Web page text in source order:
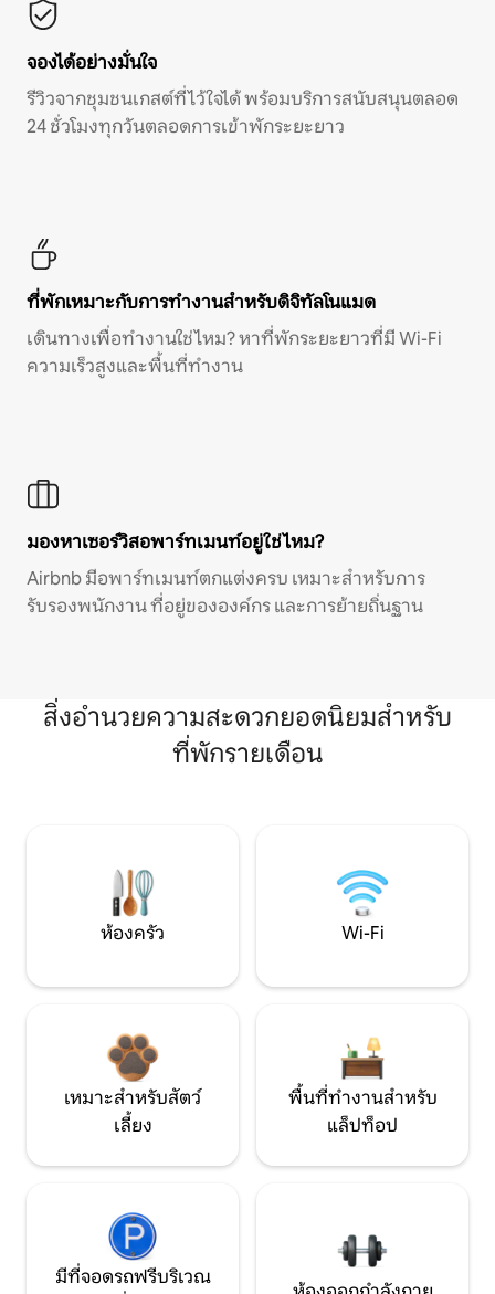
จองได้อย่างมั่นใจ
รีวิวจากชุมชนเกสต์ที่ไว้ใจได้ พร้อมบริการสนับสนุนตลอด
24 ชั่วโมงทุกวันตลอดการเข้าพักระยะยาว
ที่พักเหมาะกับการทำงานสำหรับดิจิทัลโนแมด
เดินทางเพื่อทำงานใช่ไหม? หาที่พักระยะยาวที่มี Wi-Fi
ความเร็วสูงและพื้นที่ทำงาน
มองหาเซอร์วิสอพาร์ทเมนท์อยู่ใช่ไหม?
Airbnb มีอพาร์ทเมนท์ตกแต่งครบ เหมาะสำหรับการ
รับรองพนักงาน ที่อยู่ขององค์กร และการย้ายถิ่นฐาน
สิ่งอำนวยความสะดวกยอดนิยมสำหรับ
ที่พักรายเดือน
ห้องครัว Wi-Fi
เหมาะสำหรับสัตว์
เลี้ยง
พื้นที่ทำงานสำหรับ
แล็ปท็อป
มีที่จอดรถฟรีบริเวณ